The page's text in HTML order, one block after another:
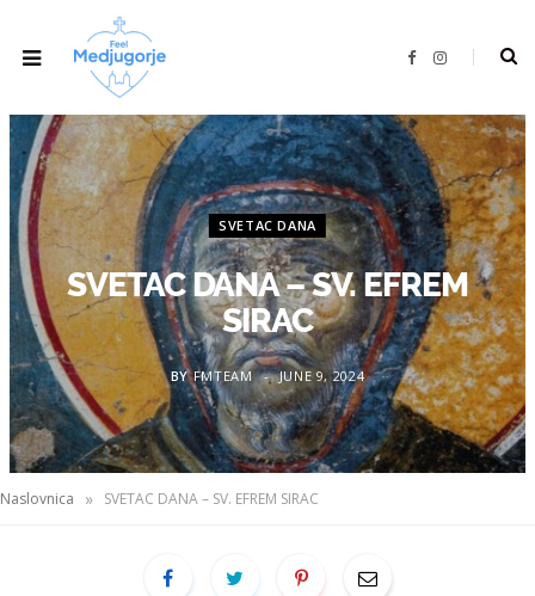
F
b
o
o
k
I
a
g
r
a
m
SVETAC DANA
SVETAC DANA – SV. EFREM
SIRAC
BY FMTEAM JUNE 9, 2024
Naslovnica » SVETAC DANA – SV. EFREM SIRAC